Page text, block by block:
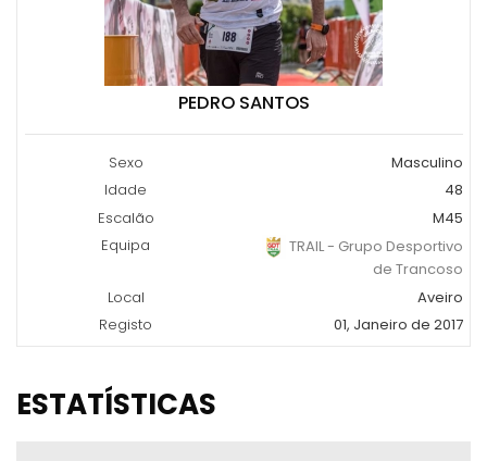
PEDRO SANTOS
Sexo
Masculino
Idade
48
Escalão
M45
Equipa
TRAIL - Grupo Desportivo
de Trancoso
Local
Aveiro
Registo
01, Janeiro de 2017
ESTATÍSTICAS